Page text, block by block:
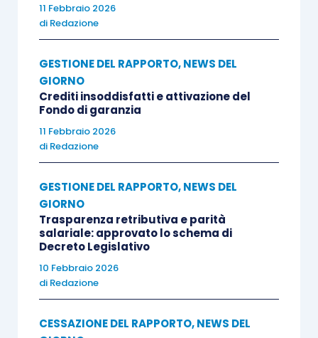
11 Febbraio 2026
di Redazione
GESTIONE DEL RAPPORTO,NEWS DEL
GIORNO
Crediti insoddisfatti e attivazione del
Fondo di garanzia
11 Febbraio 2026
di Redazione
GESTIONE DEL RAPPORTO,NEWS DEL
GIORNO
Trasparenza retributiva e parità
salariale: approvato lo schema di
Decreto Legislativo
10 Febbraio 2026
di Redazione
CESSAZIONE DEL RAPPORTO,NEWS DEL